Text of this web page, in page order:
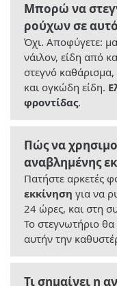
Μπορώ να
ρούχων σε
Όχι. Αποφύγετε:
νάιλον, είδη από
στεγνό καθάρισμα,
και ογκώδη είδη.
φροντίδας.
Πώς να
αναβλημένης
Πατήστε αρκετές
εκκίνηση για να
24 ώρες, και στη
Το στεγνωτήριο
αυτήν την
Τι σημαίνει η